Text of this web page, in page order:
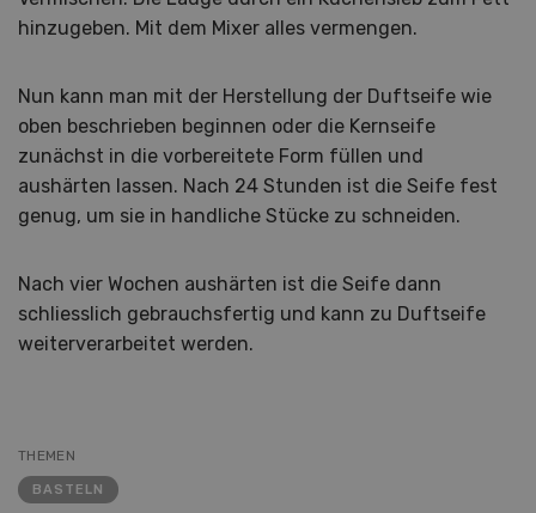
hinzugeben. Mit dem Mixer alles vermengen.
Nun kann man mit der Herstellung der Duftseife wie
oben beschrieben beginnen oder die Kernseife
zunächst in die vorbereitete Form füllen und
aushärten lassen. Nach 24 Stunden ist die Seife fest
genug, um sie in handliche Stücke zu schneiden.
Nach vier Wochen aushärten ist die Seife dann
schliesslich gebrauchsfertig und kann zu Duftseife
weiterverarbeitet werden.
THEMEN
BASTELN